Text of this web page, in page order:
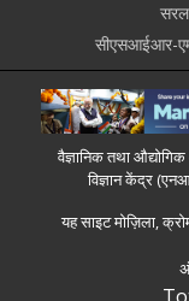
सरल
सीएसआईआर-
वैज्ञानिक तथा
विज्ञान केंद्र
यह साइट मोज़िला,